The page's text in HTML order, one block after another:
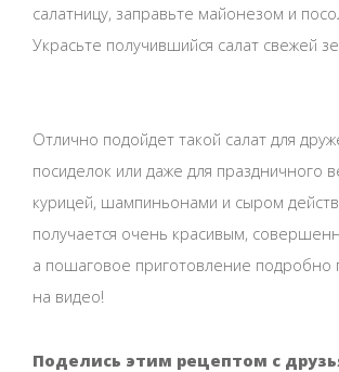
салатницу, заправьте майонезом и
Украсьте получившийся салат свежей
Отлично подойдет такой салат для
посиделок или даже для праздничного
курицей, шампиньонами и сыром
получается очень красивым,
а пошаговое приготовление подробно
на видео!
Поделись этим рецептом с